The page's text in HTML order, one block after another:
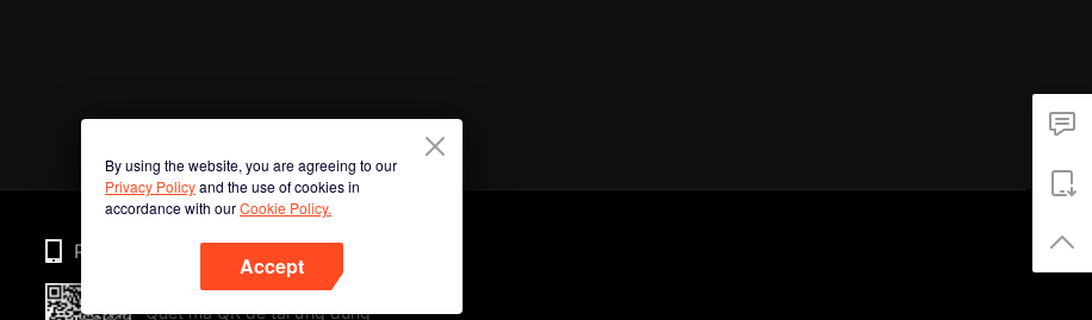
By using the website, you are agreeing to our
Privacy Policyand the use of cookies in
accordance with ourCookie Policy.
Accept
Phone
Quét mã QR để tải ứng dụng